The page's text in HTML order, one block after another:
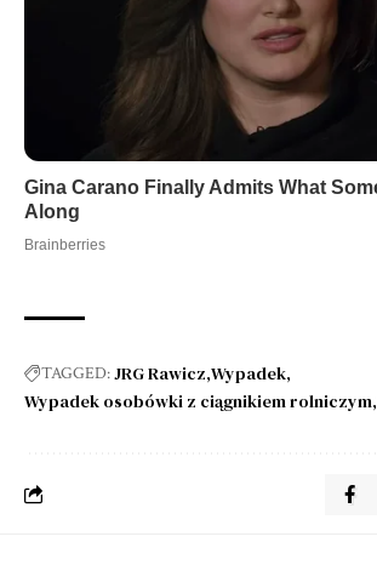
TAGGED:JRG Rawicz Wypadek
Wypadek osobówki z ciągnikiem rolniczym